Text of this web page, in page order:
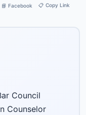
📘 Facebook 📋 Copy Link
Council
Counselor